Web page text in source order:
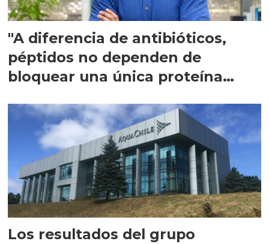
"A diferencia de antibióticos,
péptidos no dependen de
bloquear una única proteína
Los resultados del grupo